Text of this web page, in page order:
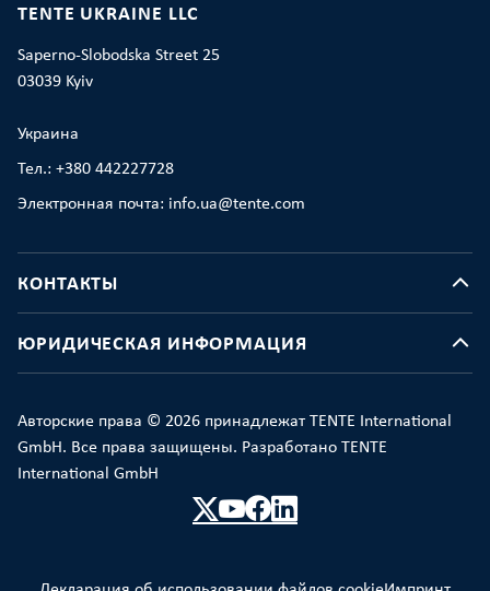
TENTE UKRAINE LLC
Saperno-Slobodska Street 25
03039 Kyiv
Украина
Тел.: +380 442227728
Электронная почта: info.ua@tente.com
КОНТАКТЫ
ЮРИДИЧЕСКАЯ ИНФОРМАЦИЯ
Авторские права © 2026 принадлежат TENTE International
GmbH. Все права защищены. Разработано TENTE
International GmbH